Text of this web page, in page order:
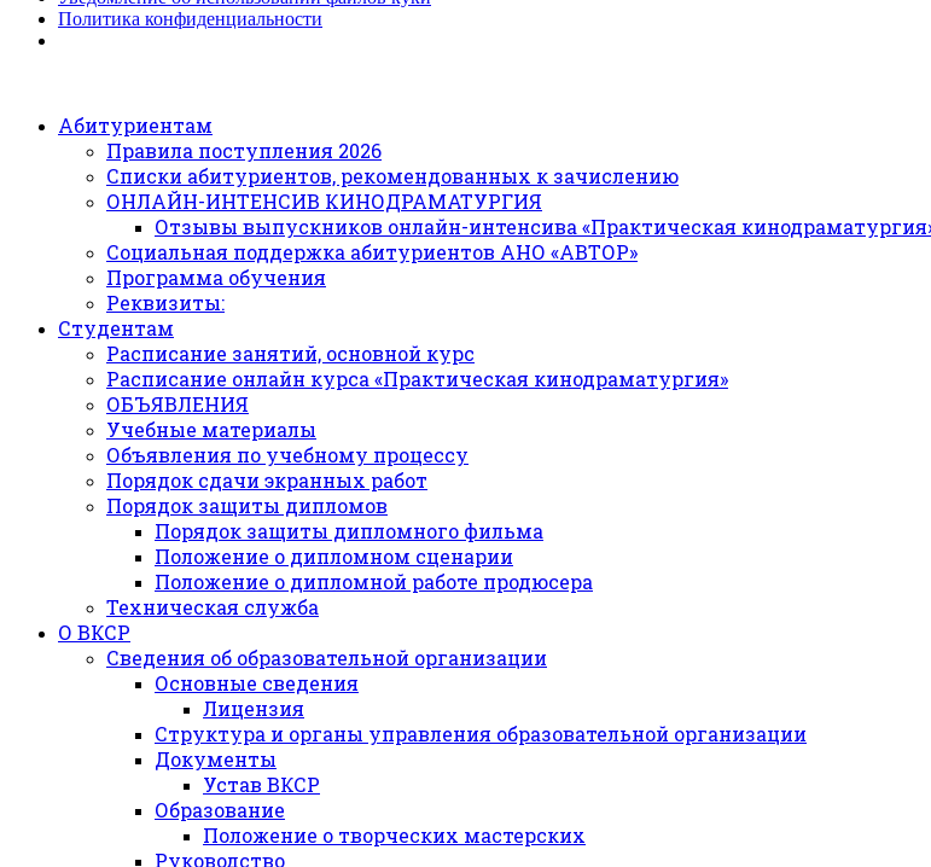
Политика конфиденциальности
Абитуриентам
Правила поступления 2026
Списки абитуриентов, рекомендованных к зачислению
ОНЛАЙН-ИНТЕНСИВ КИНОДРАМАТУРГИЯ
Отзывы выпускников онлайн-интенсива «Практическая
Социальная поддержка абитуриентов АНО «АВТОР»
Программа обучения
Реквизиты:
Студентам
Расписание занятий, основной курс
Расписание онлайн курса «Практическая кинодраматургия»
ОБЪЯВЛЕНИЯ
Учебные материалы
Объявления по учебному процессу
Порядок сдачи экранных работ
Порядок защиты дипломов
Порядок защиты дипломного фильма
Положение о дипломном сценарии
Положение о дипломной работе продюсера
Техническая служба
О ВКСР
Сведения об образовательной организации
Основные сведения
Лицензия
Структура и органы управления образовательной организации
Документы
Устав ВКСР
Образование
Положение о творческих мастерских
Руководство